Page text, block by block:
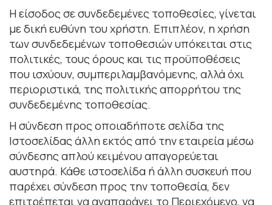
Η είσοδος σε συνδεδεµένες τοποθεσίες, γίνεται
µε δική ευθύνη του χρήστη. Επιπλέον, η χρήση
των συνδεδεµένων τοποθεσιών υπόκειται στις
πολιτικές, τους όρους και τις προϋποθέσεις
που ισχύουν, συµπεριλαµβανόµενης, αλλά όχι
περιοριστικά, της πολιτικής απορρήτου της
συνδεδεµένης τοποθεσίας.
Η σύνδεση προς οποιαδήποτε σελίδα της
Ιστοσελίδας άλλη εκτός από την εταιρεία µέσω
σύνδεσης απλού κειµένου απαγορεύεται
αυστηρά. Κάθε ιστοσελίδα ή άλλη συσκευή που
παρέχει σύνδεση προς την τοποθεσία, δεν
επιτρέπεται να αναπαράγει το Περιεχόµενο, να